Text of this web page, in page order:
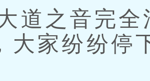
之音完全
大家纷纷停